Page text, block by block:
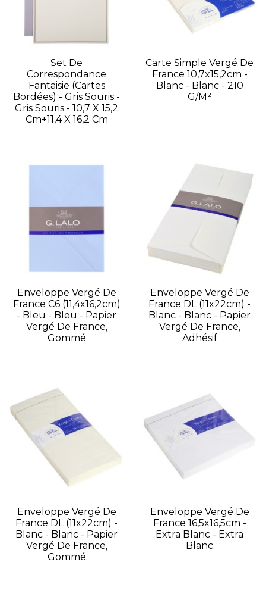
Set De
Correspondance
Fantaisie (cartes
Bordées) - Gris Souris -
Gris Souris - 10,7 X 15,2
Cm+11,4 X 16,2 Cm
Carte Simple Vergé De
France 10,7x15,2cm -
Blanc - Blanc - 210
G/m²
Enveloppe Vergé De
France C6 (11,4x16,2cm)
- Bleu - Bleu - Papier
Vergé De France,
Gommé
Enveloppe Vergé De
France DL (11x22cm) -
Blanc - Blanc - Papier
Vergé De France,
Adhésif
Enveloppe Vergé De
France DL (11x22cm) -
Blanc - Blanc - Papier
Vergé De France,
Gommé
Enveloppe Vergé De
France 16,5x16,5cm -
Extra Blanc - Extra
Blanc